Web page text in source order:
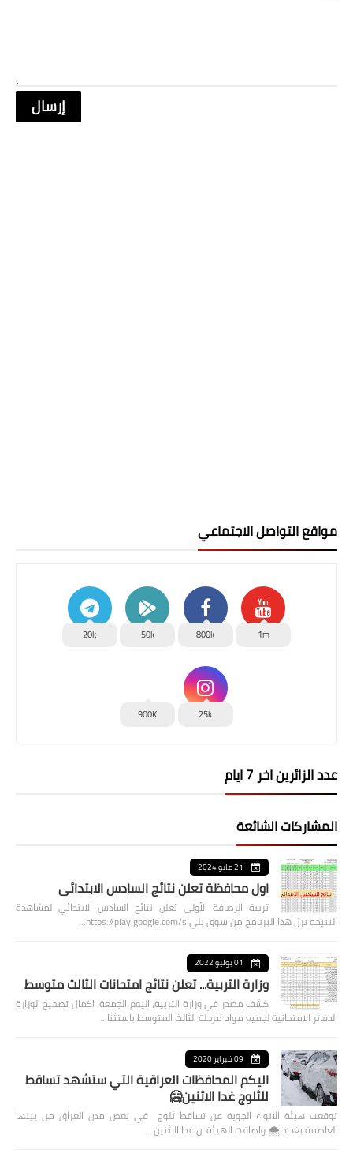
مواقع التواصل الاجتماعي
1m
800k
50k
20k
25k
900K
عدد الزائرين اخر 7 ايام
المشاركات الشائعة
21 مايو 2024
اول محافظة تعلن نتائج السادس الابتدائي
تربية الرصافة الأولى تعلن نتائج السادس الابتدائي لمشاهدة
النتيجة نزل هذا البرنامج من سوق بلي https://play.google.com/s…
01 يوليو 2022
وزارة التربية... تعلن نتائج امتحانات الثالث متوسط
كشف مصدر في وزارة التربية، اليوم الجمعة، اكمال تصحيح الوزارة
الدفاتر الامتحانية لجميع مواد مرحلة الثالث المتوسط باستثنا…
09 فبراير 2020
اليكم المحافظات العراقية التي ستشهد تساقط
للثلوج غدا الاثنين🥶
توقعت هيئة الانواء الجوية عن تساقط ثلوج في بعض مدن العراق من بينها
العاصمة بغداد ⁦🌨️⁩ واضافت الهيئة ان غدا الاثنين …